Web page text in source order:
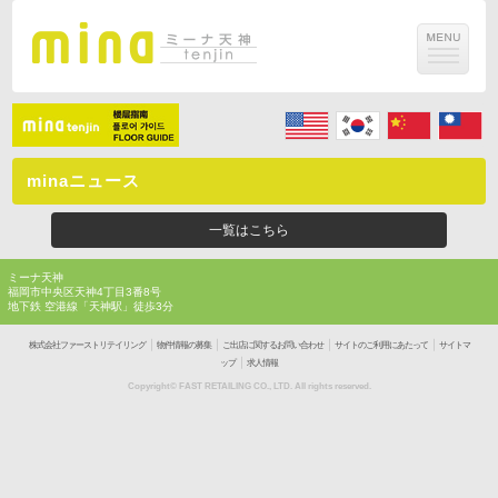
minaニュース
一覧はこちら
ミーナ天神
福岡市中央区天神4丁目3番8号
地下鉄 空港線「天神駅」徒歩3分
株式会社ファーストリテイリング｜ 物件情報の募集｜ ご出店に関するお問い合わせ｜ サイトのご利用にあたって｜
サイトマ
ップ｜ 求人情報
Copyright© FAST RETAILING CO., LTD. All rights reserved.